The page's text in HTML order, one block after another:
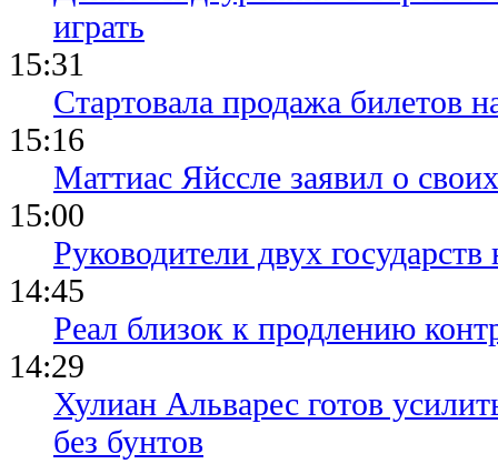
играть
15:31
Стартовала продажа билетов
15:16
Маттиас Яйссле заявил о
15:00
Руководители двух
14:45
Реал близок к продлению
14:29
Хулиан Альварес готов
без бунтов